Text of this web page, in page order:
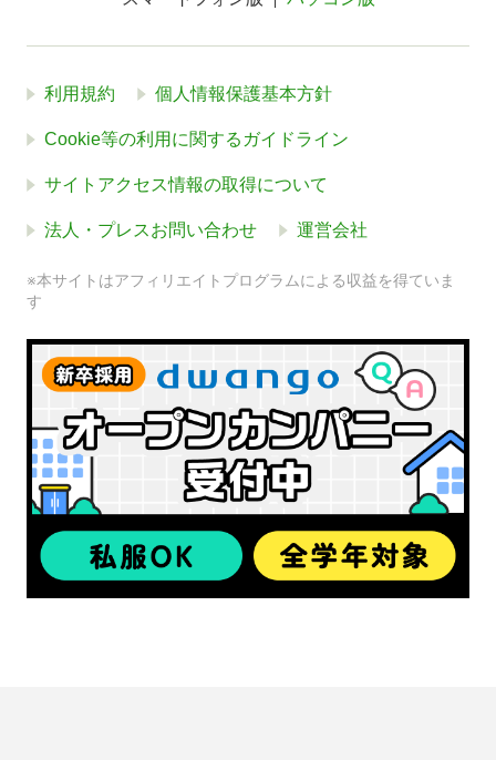
利用規約 個人情報保護基本方針
Cookie等の利用に関するガイドライン
サイトアクセス情報の取得について
法人・プレスお問い合わせ 運営会社
※本サイトはアフィリエイトプログラムによる収益を得ていま
す